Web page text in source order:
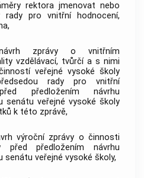
rektora jmenovat nebo
rady pro vnitřní hodnocení,
návrh zprávy o vnitřním
vzdělávací, tvůrčí a s nimi
veřejné vysoké školy
rady pro vnitřní
předložením návrhu
senátu veřejné vysoké školy
k této zprávě,
výroční zprávy o činnosti
před předložením návrhu
senátu veřejné vysoké školy,